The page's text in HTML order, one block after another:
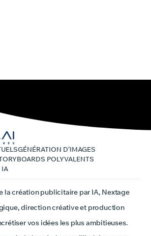
GÉNÉRATION D’IMAGES
POLYVALENTS
IA
la création publicitaire par IA, Nextage
direction créative et production
vos idées les plus ambitieuses.